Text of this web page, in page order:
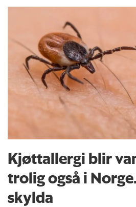
Kjøttallergi blir
trolig også i
skylda